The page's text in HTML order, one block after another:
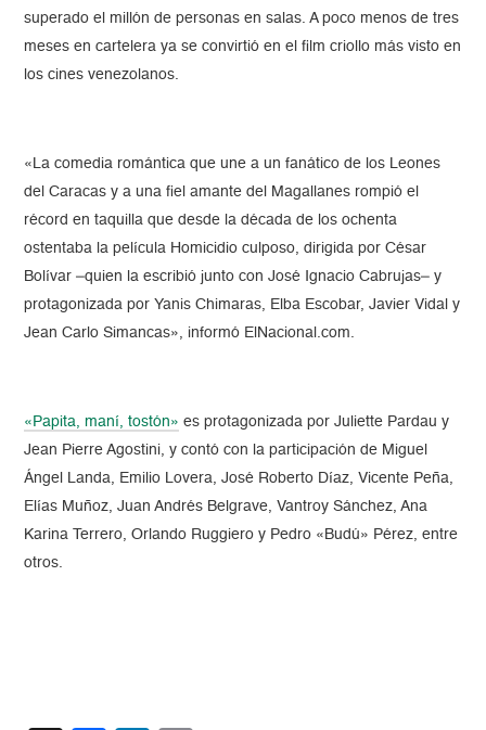
superado el millón de personas en salas. A poco menos de tres
meses en cartelera ya se convirtió en el film criollo más visto en
los cines venezolanos.
«La comedia romántica que une a un fanático de los Leones
del Caracas y a una fiel amante del Magallanes rompió el
récord en taquilla que desde la década de los ochenta
ostentaba la película Homicidio culposo, dirigida por César
Bolívar –quien la escribió junto con José Ignacio Cabrujas– y
protagonizada por Yanis Chimaras, Elba Escobar, Javier Vidal y
Jean Carlo Simancas», informó ElNacional.com.
«Papita, maní, tostón» es protagonizada por Juliette Pardau y
Jean Pierre Agostini, y contó con la participación de Miguel
Ángel Landa, Emilio Lovera, José Roberto Díaz, Vicente Peña,
Elías Muñoz, Juan Andrés Belgrave, Vantroy Sánchez, Ana
Karina Terrero, Orlando Ruggiero y Pedro «Budú» Pérez, entre
otros.